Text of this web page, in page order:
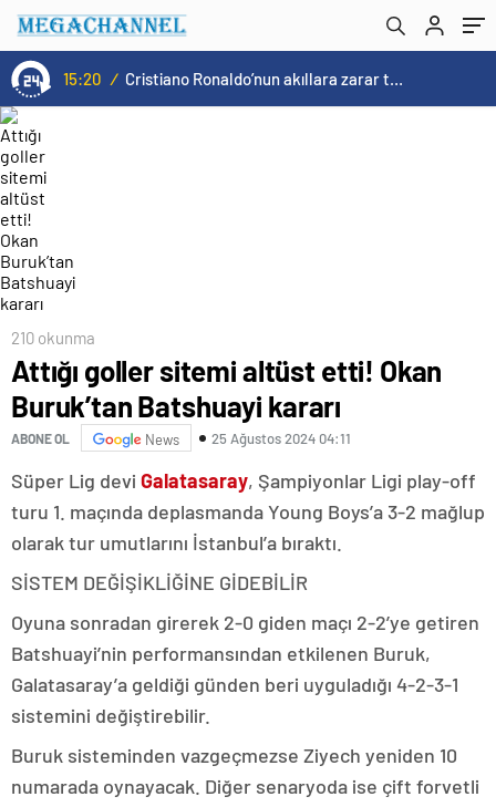
15:20 / Cristiano Ronaldo’nun akıllara zarar tüm kariyerinin istatistiğini çıkardık !
210 okunma
Attığı goller sitemi altüst etti! Okan
Buruk’tan Batshuayi kararı
ABONE OL News 25 Ağustos 2024 04:11
Süper Lig devi Galatasaray, Şampiyonlar Ligi play-off
turu 1. maçında deplasmanda Young Boys’a 3-2 mağlup
olarak tur umutlarını İstanbul’a bıraktı.
SİSTEM DEĞİŞİKLİĞİNE GİDEBİLİR
Oyuna sonradan girerek 2-0 giden maçı 2-2’ye getiren
Batshuayi’nin performansından etkilenen Buruk,
Galatasaray’a geldiği günden beri uyguladığı 4-2-3-1
sistemini değiştirebilir.
Buruk sisteminden vazgeçmezse Ziyech yeniden 10
numarada oynayacak. Diğer senaryoda ise çift forvetli